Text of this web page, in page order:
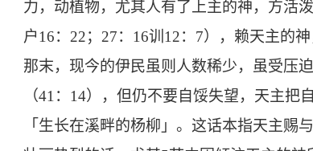
力，动植物，尤其人有了上主的神，方活
户16： 22； 27： 16训 12： 7），赖天主的
那末，现今的伊民虽则人数稀少，虽受压
（41 ： 14），但仍不要自馁失望，天主把
「生长在溪畔的杨柳」。这话本指天主赐